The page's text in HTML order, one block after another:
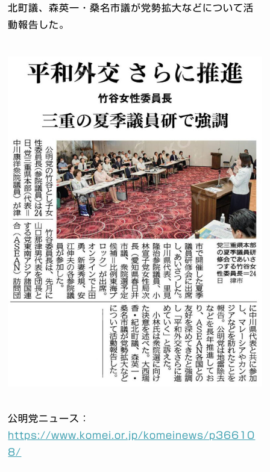
北町議、森英一・桑名市議が党勢拡大などについて活
動報告した。
公明党ニュース：
https://www.komei.or.jp/komeinews/p36610
8/